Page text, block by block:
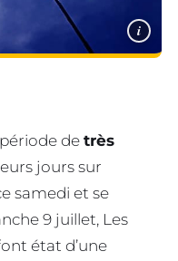
i
de très
jours sur
samedi et se
9 juillet, Les
état d’une